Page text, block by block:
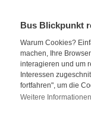
Bus Blickpunkt
Warum Cookies?
machen, Ihre
interagieren und um
Interessen
fortfahren", um die
Weitere